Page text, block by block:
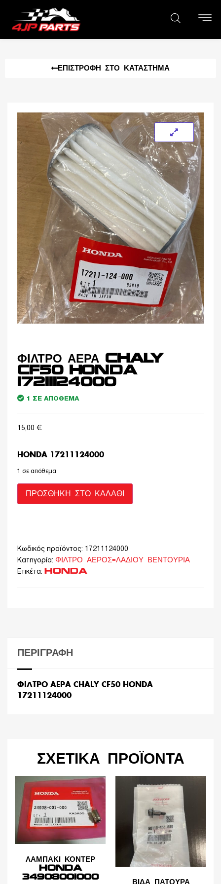
ΕΠΙΣΤΡΟΦΉ ΣΤΟ ΚΑΤΆΣΤΗΜΑ
ΦΙΛΤΡΟ ΑΕΡΑ CHALY
CF50 HONDA
17211124000
1 ΣΕ ΑΠΌΘΕΜΑ
15,00 €
HONDA 17211124000
1 σε απόθεμα
ΠΡΟΣΘΉΚΗ ΣΤΟ ΚΑΛΆΘΙ
Κωδικός προϊόντος: 17211124000
Κατηγορία: ΦΙΛΤΡΟ ΑΕΡΟΣ-ΛΑΔΙΟΥ ΒΕΝΤΟΥΡΙΑ
Ετικέτα: HONDA
ΠΕΡΙΓΡΑΦΉ
ΦΙΛΤΡΟ ΑΕΡΑ CHALY CF50 HONDA
17211124000
ΣΧΕΤΙΚΆ ΠΡΟΪΌΝΤΑ
ΛΑΜΠΑΚΙ ΚΟΝΤΕΡ
HONDA
34908001000
ΒΙΔΑ ΠΑΤΟΥΡΑ